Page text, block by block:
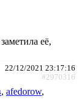
её,
22/12/2021 23:17:16
#2970316
, afedorow,